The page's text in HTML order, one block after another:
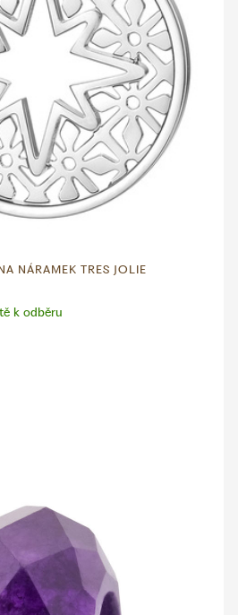
NÁRAMEK TRES JOLIE
k odběru